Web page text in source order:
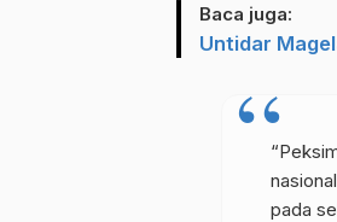
Baca juga:
Untidar
pada